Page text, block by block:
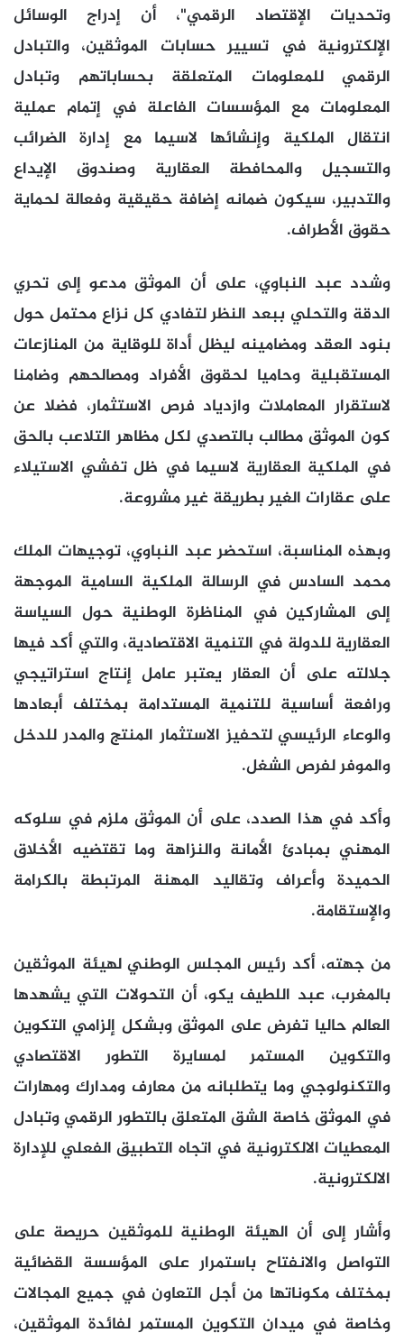
وتحديات الإقتصاد الرقمي"، أن إدراج الوسائل
الإلكترونية في تسيير حسابات الموثقين، والتبادل
الرقمي للمعلومات المتعلقة بحساباتهم وتبادل
المعلومات مع المؤسسات الفاعلة في إتمام عملية
انتقال الملكية وإنشائها لاسيما مع إدارة الضرائب
والتسجيل والمحافطة العقارية وصندوق الإيداع
والتدبير، سيكون ضمانه إضافة حقيقية وفعالة لحماية
حقوق الأطراف.
وشدد عبد النباوي، على أن الموثق مدعو إلى تحري
الدقة والتحلي ببعد النظر لتفادي كل نزاع محتمل حول
بنود العقد ومضامينه ليظل أداة للوقاية من المنازعات
المستقبلية وحاميا لحقوق الأفراد ومصالحهم وضامنا
لاستقرار المعاملات وازدياد فرص الاستثمار، فضلا عن
كون الموثق مطالب بالتصدي لكل مظاهر التلاعب بالحق
في الملكية العقارية لاسيما في ظل تفشي الاستيلاء
على عقارات الغير بطريقة غير مشروعة.
وبهذه المناسبة، استحضر عبد النباوي، توجيهات الملك
محمد السادس في الرسالة الملكية السامية الموجهة
إلى المشاركين في المناظرة الوطنية حول السياسة
العقارية للدولة في التنمية الاقتصادية، والتي أكد فيها
جلالته على أن العقار يعتبر عامل إنتاج استراتيجي
ورافعة أساسية للتنمية المستدامة بمختلف أبعادها
والوعاء الرئيسي لتحفيز الاستثمار المنتج والمدر للدخل
والموفر لفرص الشغل.
وأكد في هذا الصدد، على أن الموثق ملزم في سلوكه
المهني بمبادئ الأمانة والنزاهة وما تقتضيه الأخلاق
الحميدة وأعراف وتقاليد المهنة المرتبطة بالكرامة
والإستقامة.
من جهته، أكد رئيس المجلس الوطني لهيئة الموثقين
بالمغرب، عبد اللطيف يكو، أن التحولات التي يشهدها
العالم حاليا تفرض على الموثق وبشكل إلزامي التكوين
والتكوين المستمر لمسايرة التطور الاقتصادي
والتكنولوجي وما يتطلبانه من معارف ومدارك ومهارات
في الموثق خاصة الشق المتعلق بالتطور الرقمي وتبادل
المعطيات الالكترونية في اتجاه التطبيق الفعلي للإدارة
الالكترونية.
وأشار إلى أن الهيئة الوطنية للموثقين حريصة على
التواصل والانفتاح باستمرار على المؤسسة القضائية
بمختلف مكوناتها من أجل التعاون في جميع المجالات
وخاصة في ميدان التكوين المستمر لفائدة الموثقين،